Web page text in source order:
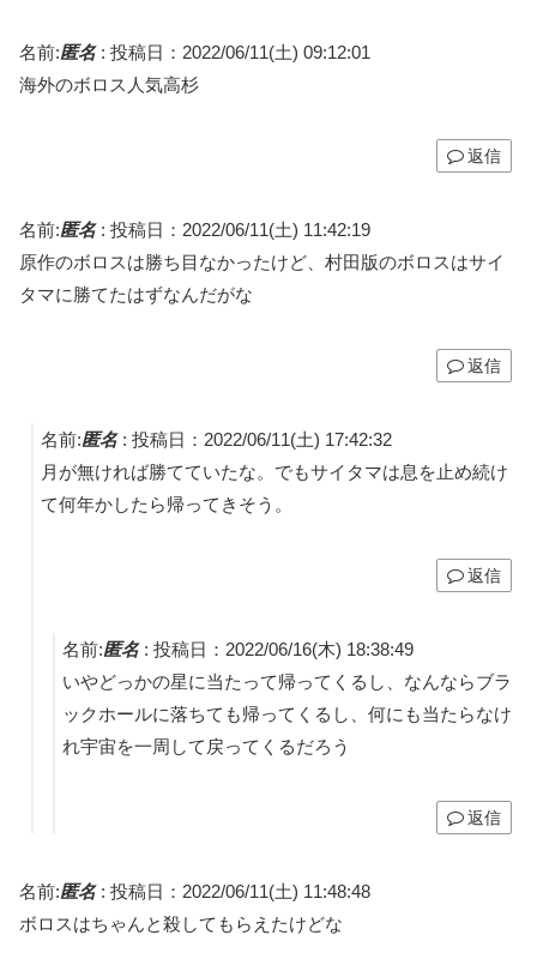
名前:匿名: 投稿日：2022/06/11(土) 09:12:01
海外のボロス人気高杉
返信
名前:匿名: 投稿日：2022/06/11(土) 11:42:19
原作のボロスは勝ち目なかったけど、村田版のボロスはサイ
タマに勝てたはずなんだがな
返信
名前:匿名: 投稿日：2022/06/11(土) 17:42:32
月が無ければ勝てていたな。でもサイタマは息を止め続け
て何年かしたら帰ってきそう。
返信
名前:匿名: 投稿日：2022/06/16(木) 18:38:49
いやどっかの星に当たって帰ってくるし、なんならブラ
ックホールに落ちても帰ってくるし、何にも当たらなけ
れ宇宙を一周して戻ってくるだろう
返信
名前:匿名: 投稿日：2022/06/11(土) 11:48:48
ボロスはちゃんと殺してもらえたけどな